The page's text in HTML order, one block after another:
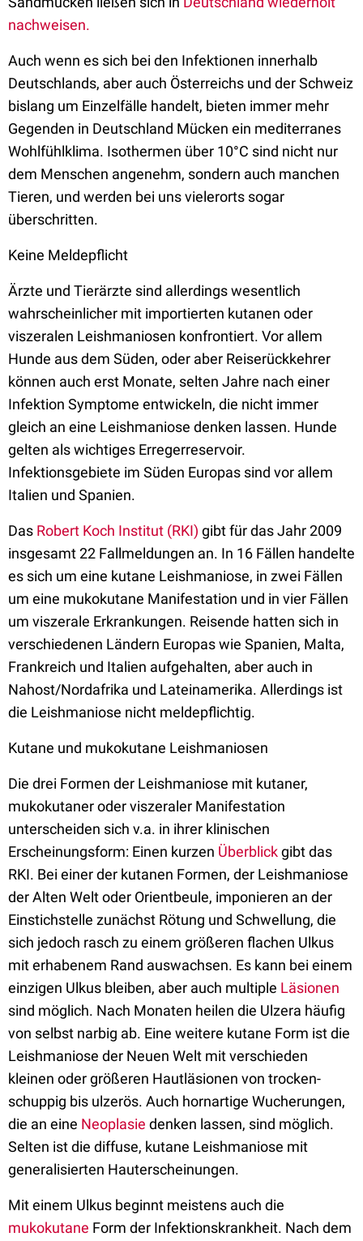
nachweisen.
Auch wenn es sich bei den Infektionen innerhalb
Deutschlands, aber auch Österreichs und der Schweiz
bislang um Einzelfälle handelt, bieten immer mehr
Gegenden in Deutschland Mücken ein mediterranes
Wohlfühlklima. Isothermen über 10°C sind nicht nur
dem Menschen angenehm, sondern auch manchen
Tieren, und werden bei uns vielerorts sogar
überschritten.
Keine Meldepflicht
Ärzte und Tierärzte sind allerdings wesentlich
wahrscheinlicher mit importierten kutanen oder
viszeralen Leishmaniosen konfrontiert. Vor allem
Hunde aus dem Süden, oder aber Reiserückkehrer
können auch erst Monate, selten Jahre nach einer
Infektion Symptome entwickeln, die nicht immer
gleich an eine Leishmaniose denken lassen. Hunde
gelten als wichtiges Erregerreservoir.
Infektionsgebiete im Süden Europas sind vor allem
Italien und Spanien.
Das Robert Koch Institut (RKI) gibt für das Jahr 2009
insgesamt 22 Fallmeldungen an. In 16 Fällen handelte
es sich um eine kutane Leishmaniose, in zwei Fällen
um eine mukokutane Manifestation und in vier Fällen
um viszerale Erkrankungen. Reisende hatten sich in
verschiedenen Ländern Europas wie Spanien, Malta,
Frankreich und Italien aufgehalten, aber auch in
Nahost/Nordafrika und Lateinamerika. Allerdings ist
die Leishmaniose nicht meldepflichtig.
Kutane und mukokutane Leishmaniosen
Die drei Formen der Leishmaniose mit kutaner,
mukokutaner oder viszeraler Manifestation
unterscheiden sich v.a. in ihrer klinischen
Erscheinungsform: Einen kurzen Überblickgibt das
RKI. Bei einer der kutanen Formen, der Leishmaniose
der Alten Welt oder Orientbeule, imponieren an der
Einstichstelle zunächst Rötung und Schwellung, die
sich jedoch rasch zu einem größeren flachen Ulkus
mit erhabenem Rand auswachsen. Es kann bei einem
einzigen Ulkus bleiben, aber auch multiple Läsionen
sind möglich. Nach Monaten heilen die Ulzera häufig
von selbst narbig ab. Eine weitere kutane Form ist die
Leishmaniose der Neuen Welt mit verschieden
kleinen oder größeren Hautläsionen von trocken-
schuppig bis ulzerös. Auch hornartige Wucherungen,
die an eine Neoplasie denken lassen, sind möglich.
Selten ist die diffuse, kutane Leishmaniose mit
generalisierten Hauterscheinungen.
Mit einem Ulkus beginnt meistens auch die
mukokutane Form der Infektionskrankheit. Nach dem